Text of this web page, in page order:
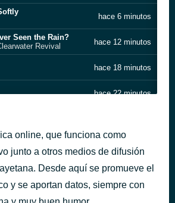
hace 6 minutos
Seen the Rain?
Revival
hace 12 minutos
hace 18 minutos
hace 22 minutos
¿Qué hace una chica como tú en un sitio como este?
hace 35 minutos
online, que funciona como
junto a otros medios de difusión
Desde aquí se promueve el
y se aportan datos, siempre con